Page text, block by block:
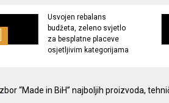
Usvojen rebalans
budžeta, zeleno svjetlo
za besplatne placeve
osjetljivim kategorijama